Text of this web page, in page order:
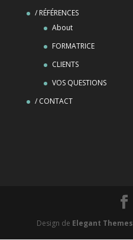
/ RÉFÉRENCES
About
FORMATRICE
CLIENTS
VOS QUESTIONS
/ CONTACT
Design de Elegant Themes